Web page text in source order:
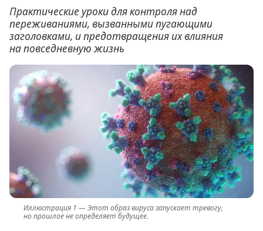
Практические уроки для контроля над
переживаниями, вызванными пугающими
заголовками, и предотвращения их влияния
на повседневную жизнь
Этот образ вируса запускает тревогу,
но прошлое не определяет будущее.